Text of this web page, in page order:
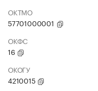
ОКТМО
57701000001
ОКФС
16
ОКОГУ
4210015